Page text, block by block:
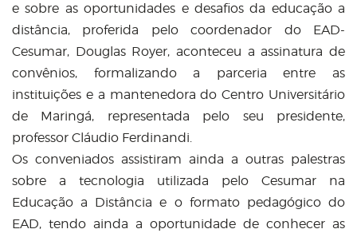
e sobre as oportunidades e desafios da educação a
distância, proferida pelo coordenador do EAD-
Cesumar, Douglas Royer, aconteceu a assinatura de
convênios, formalizando a parceria entre as
instituições e a mantenedora do Centro Universitário
de Maringá, representada pelo seu presidente,
professor Cláudio Ferdinandi.
Os conveniados assistiram ainda a outras palestras
sobre a tecnologia utilizada pelo Cesumar na
Educação a Distância e o formato pedagógico do
EAD, tendo ainda a oportunidade de conhecer as